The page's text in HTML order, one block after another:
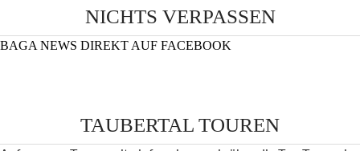
NICHTS VERPASSEN
BAGA NEWS DIREKT AUF FACEBOOK
TAUBERTAL TOUREN